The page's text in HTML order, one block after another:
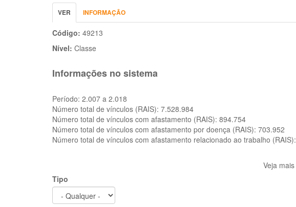
Abas
primárias
VER (ABA
ATIVA)
INFORMAÇÃO
Código: 49213
Nível: Classe
Informações no sistema
Período: 2.007 a 2.018
Número total de vínculos (RAIS): 7.528.984
Número total de vínculos com afastamento (RAIS): 894.754
Número total de vínculos com afastamento por doença (RAIS): 703.952
Número total de vínculos com afastamento relacionado ao trabalho (RAIS):
Veja mais
Tipo